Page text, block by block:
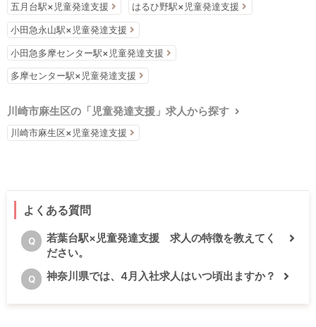
五月台駅×児童発達支援 はるひ野駅×児童発達支援
小田急永山駅×児童発達支援
小田急多摩センター駅×児童発達支援
多摩センター駅×児童発達支援
川崎市麻生区の「児童発達支援」求人から探す
川崎市麻生区×児童発達支援
よくある質問
Q
若葉台駅×児童発達支援 求人の特徴を教えてく
ださい。
Q 神奈川県では、4月入社求人はいつ頃出ますか？